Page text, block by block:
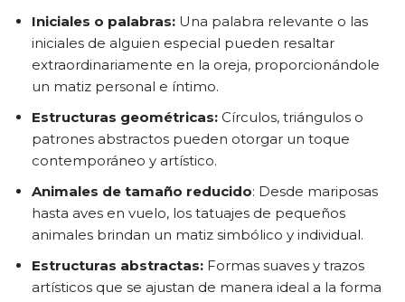
Iniciales o palabras: Una palabra relevante o las
iniciales de alguien especial pueden resaltar
extraordinariamente en la oreja, proporcionándole
un matiz personal e íntimo.
Estructuras geométricas: Círculos, triángulos o
patrones abstractos pueden otorgar un toque
contemporáneo y artístico.
Animales de tamaño reducido: Desde mariposas
hasta aves en vuelo, los tatuajes de pequeños
animales brindan un matiz simbólico y individual.
Estructuras abstractas: Formas suaves y trazos
artísticos que se ajustan de manera ideal a la forma